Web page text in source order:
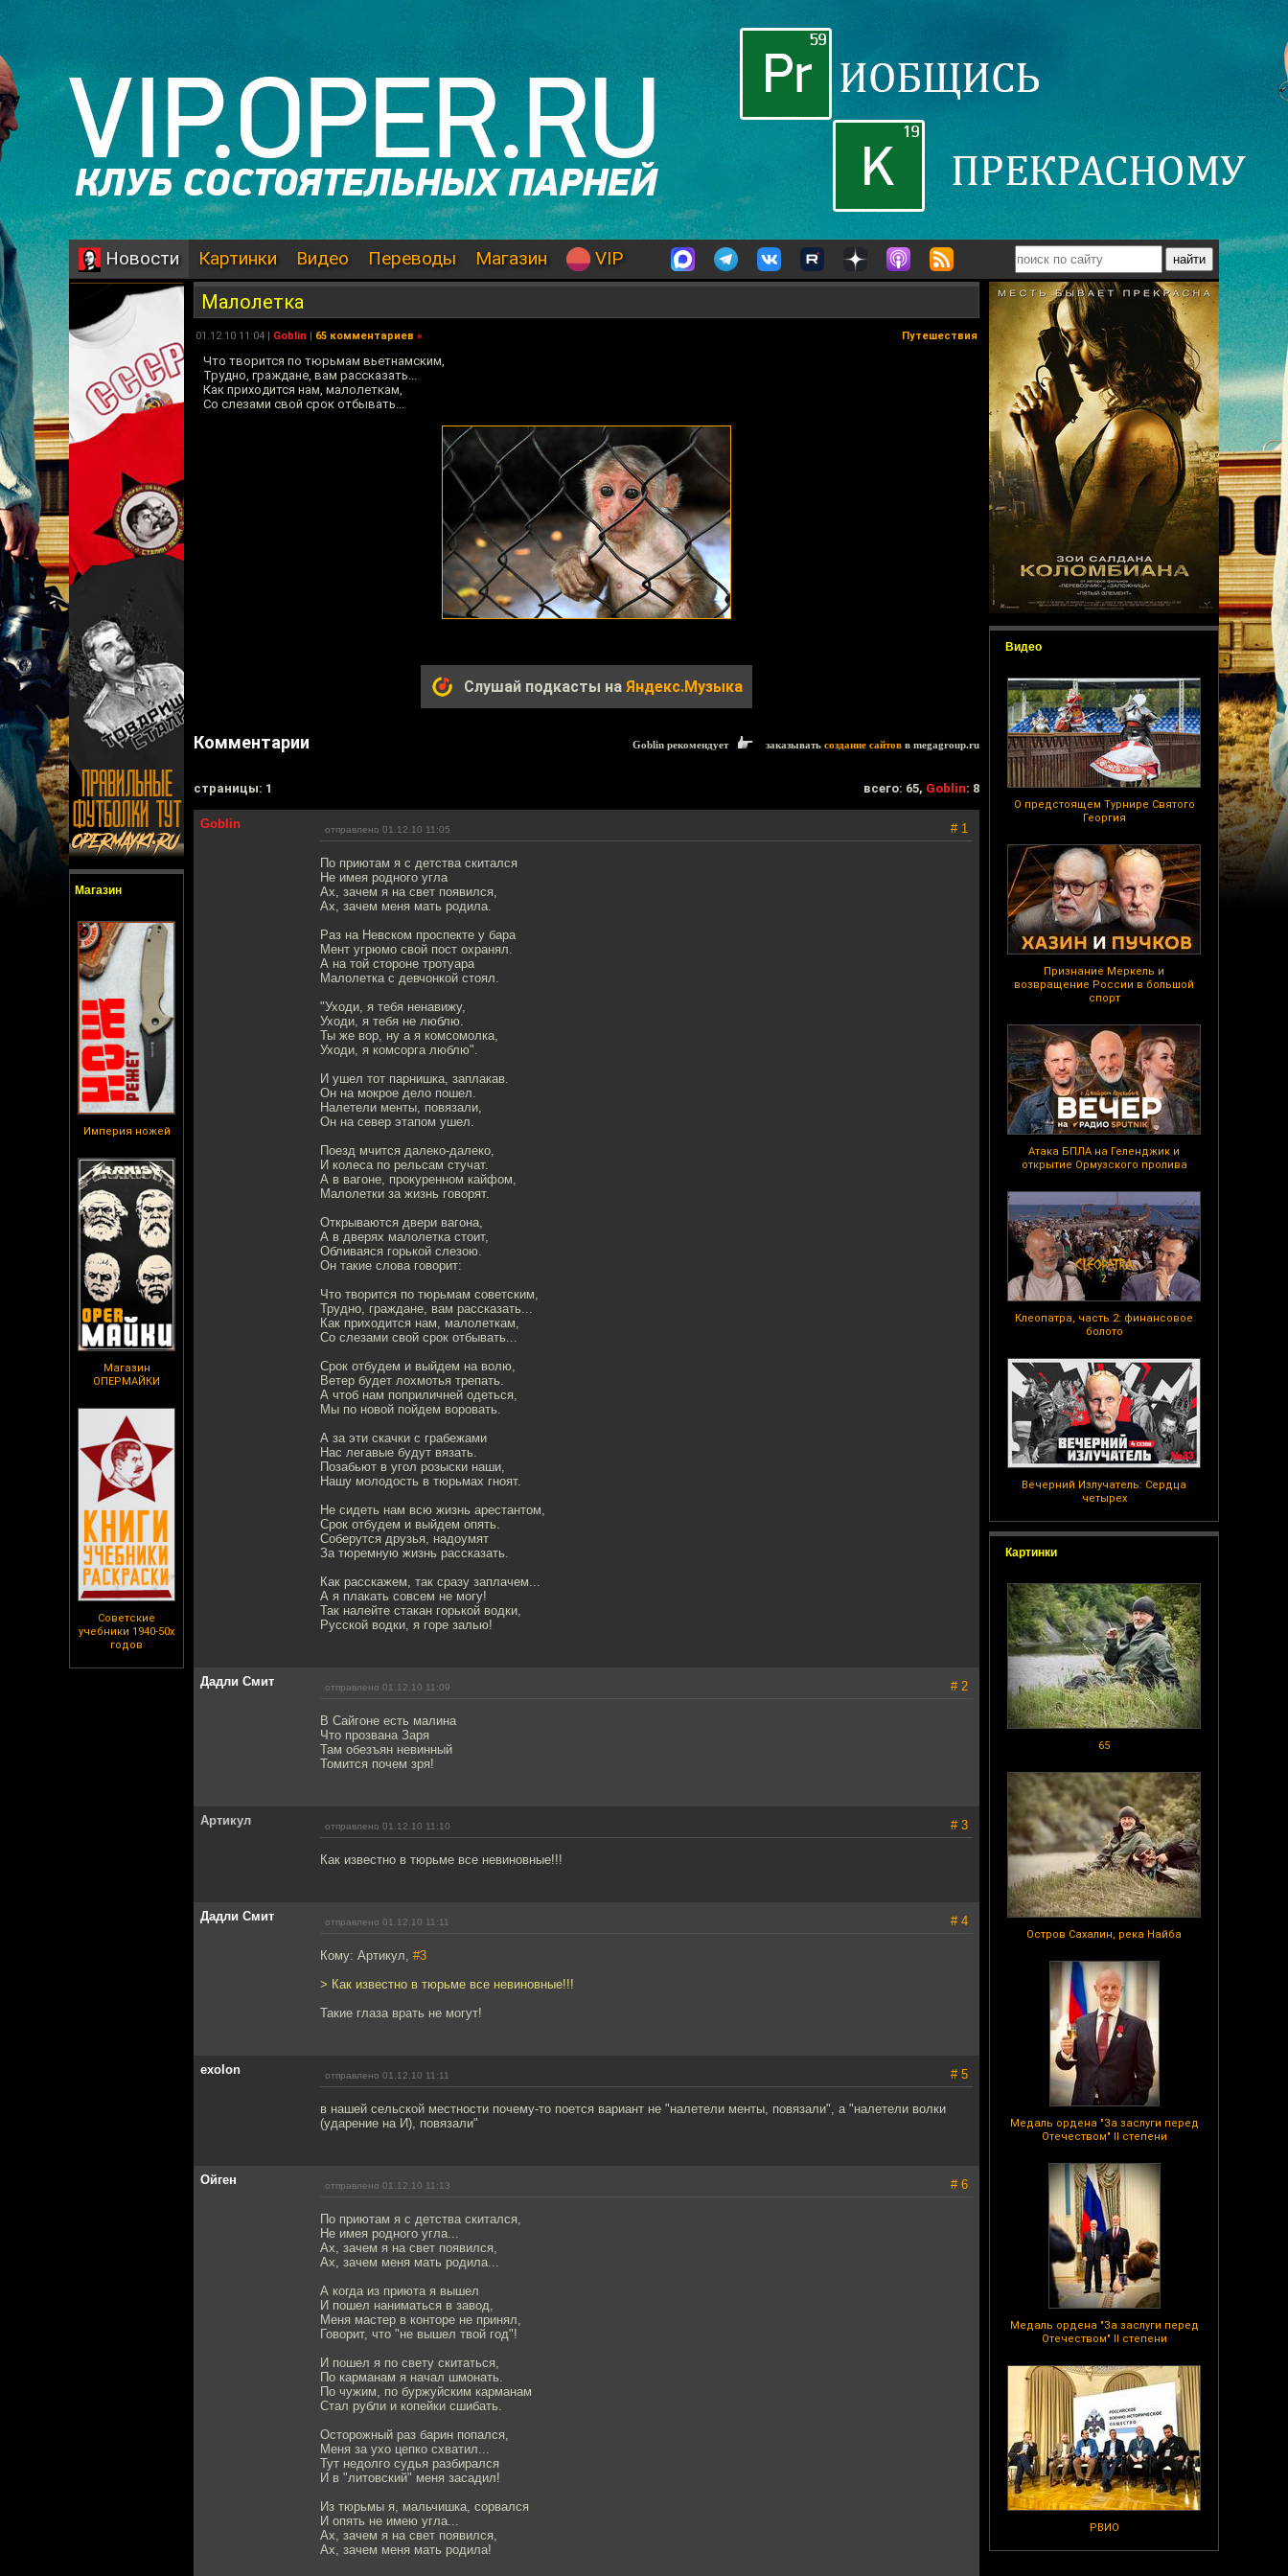
Новости Картинки Видео Переводы Магазин VIP
Магазин
Империя ножей
Магазин
ОПЕРМАЙКИ
Советские
учебники 1940-50х
годов
Видео
О предстоящем Турнире Святого
Георгия
Признание Меркель и
возвращение России в большой
спорт
Атака БПЛА на Геленджик и
открытие Ормузского пролива
Клеопатра, часть 2: финансовое
болото
Вечерний Излучатель: Сердца
четырех
Картинки
65
Остров Сахалин, река Найба
Медаль ордена "За заслуги перед
Отечеством" II степени
Медаль ордена "За заслуги перед
Отечеством" II степени
РВИО
Малолетка
01.12.10 11:04 | Goblin | 65 комментариев » Путешествия
Что творится по тюрьмам вьетнамским,
Трудно, граждане, вам рассказать...
Как приходится нам, малолеткам,
Со слезами свой срок отбывать...
Слушай подкасты на Яндекс.Музыка
Комментарии Goblin рекомендует заказывать создание сайтов в megagroup.ru
cтраницы: 1 всего: 65, Goblin: 8
Goblin отправлено 01.12.10 11:05 # 1
По приютам я с детства скитался
Не имея родного угла
Ах, зачем я на свет появился,
Ах, зачем меня мать родила.
Раз на Невском проспекте у бара
Мент угрюмо свой пост охранял.
А на той стороне тротуара
Малолетка с девчонкой стоял.
"Уходи, я тебя ненавижу,
Уходи, я тебя не люблю.
Ты же вор, ну а я комсомолка,
Уходи, я комсорга люблю".
И ушел тот парнишка, заплакав.
Он на мокрое дело пошел.
Налетели менты, повязали,
Он на север этапом ушел.
Поезд мчится далеко-далеко,
И колеса по рельсам стучат.
А в вагоне, прокуренном кайфом,
Малолетки за жизнь говорят.
Открываются двери вагона,
А в дверях малолетка стоит,
Обливаяся горькой слезою.
Он такие слова говорит:
Что творится по тюрьмам советским,
Трудно, граждане, вам рассказать...
Как приходится нам, малолеткам,
Со слезами свой срок отбывать...
Срок отбудем и выйдем на волю,
Ветер будет лохмотья трепать.
А чтоб нам поприличней одеться,
Мы по новой пойдем воровать.
А за эти скачки с грабежами
Нас легавые будут вязать.
Позабьют в угол розыски наши,
Нашу молодость в тюрьмах гноят.
Не сидеть нам всю жизнь арестантом,
Срок отбудем и выйдем опять.
Соберутся друзья, надоумят
За тюремную жизнь рассказать.
Как расскажем, так сразу заплачем...
А я плакать совсем не могу!
Так налейте стакан горькой водки,
Русской водки, я горе залью!
Дадли Смит отправлено 01.12.10 11:09 # 2
В Сайгоне есть малина
Что прозвана Заря
Там обезъян невинный
Томится почем зря!
Артикул отправлено 01.12.10 11:10 # 3
Как известно в тюрьме все невиновные!!!
Дадли Смит отправлено 01.12.10 11:11 # 4
Кому: Артикул, #3
> Как известно в тюрьме все невиновные!!!
Такие глаза врать не могут!
exolon отправлено 01.12.10 11:11 # 5
в нашей сельской местности почему-то поется вариант не "налетели менты, повязали", а "налетели волки
(ударение на И), повязали"
Ойген отправлено 01.12.10 11:13 # 6
По приютам я с детства скитался,
Не имея родного угла...
Ах, зачем я на свет появился,
Ах, зачем меня мать родила...
А когда из приюта я вышел
И пошел наниматься в завод,
Меня мастер в конторе не принял,
Говорит, что "не вышел твой год"!
И пошел я по свету скитаться,
По карманам я начал шмонать.
По чужим, по буржуйским карманам
Стал рубли и копейки сшибать.
Осторожный раз барин попался,
Меня за ухо цепко схватил...
Тут недолго судья разбирался
И в "литовский" меня засадил!
Из тюрьмы я, мальчишка, сорвался
И опять не имею угла...
Ах, зачем я на свет появился,
Ах, зачем меня мать родила!